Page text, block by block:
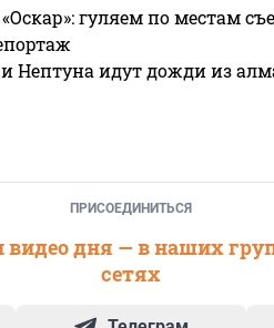
гуляем по местам
Нептуна идут дожди из
ПРИСОЕДИНИТЬСЯ
дня — в наших
сетях